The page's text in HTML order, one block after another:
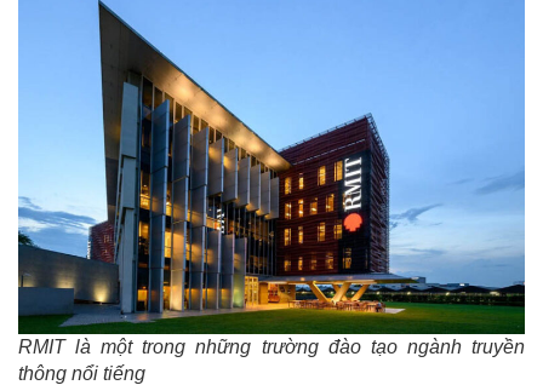
RMIT là một trong những trường đào tạo ngành truyền
thông nổi tiếng